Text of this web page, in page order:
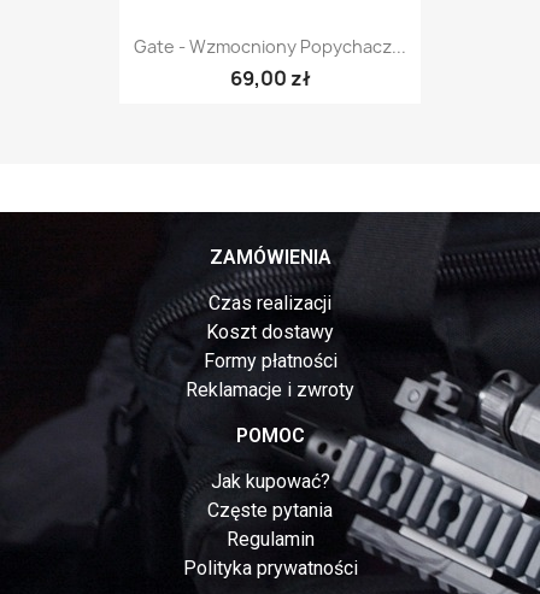
Gate - Wzmocniony Popychacz...
69,00 zł
ZAMÓWIENIA
Czas realizacji
Koszt dostawy
Formy płatności
Reklamacje i zwroty
POMOC
Jak kupować?
Częste pytania
Regulamin
Polityka prywatności